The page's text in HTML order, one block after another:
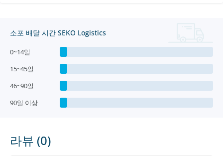
소포 배달 시간 SEKO Logistics
0~14일
15~45일
46~90일
90일 이상
라뷰 (0)